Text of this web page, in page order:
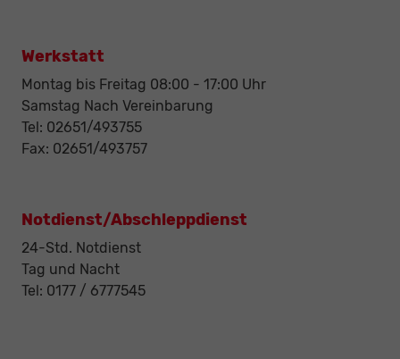
Werkstatt
Montag bis Freitag 08:00 - 17:00 Uhr
Samstag Nach Vereinbarung
Tel: 02651/493755
Fax: 02651/493757
Notdienst/Abschleppdienst
24-Std. Notdienst
Tag und Nacht
Tel: 0177 / 6777545